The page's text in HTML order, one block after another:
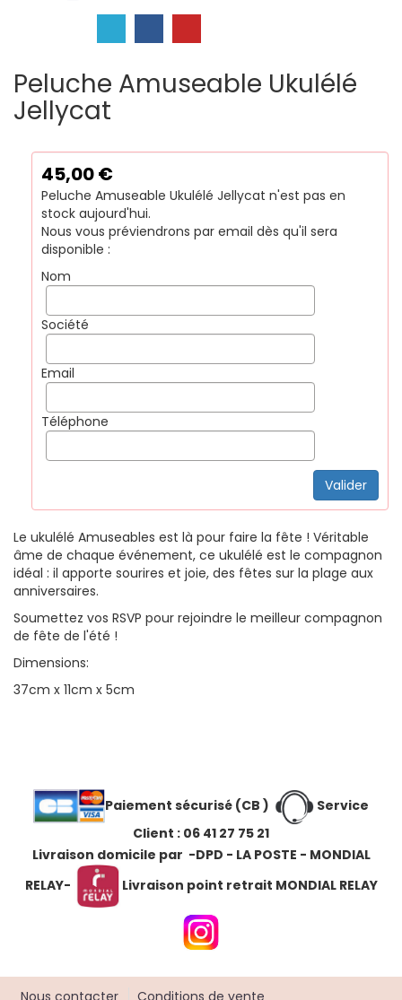
Peluche Amuseable Ukulélé
Jellycat
45,00€
Peluche Amuseable Ukulélé Jellycat n'est pas en
stock aujourd'hui.
Nous vous préviendrons par email dès qu'il sera
disponible :
Nom
Société
Email
Téléphone
Le ukulélé Amuseables est là pour faire la fête ! Véritable
âme de chaque événement, ce ukulélé est le compagnon
idéal : il apporte sourires et joie, des fêtes sur la plage aux
anniversaires.
Soumettez vos RSVP pour rejoindre le meilleur compagnon
de fête de l'été !
Dimensions:
37cm x 11cm x 5cm
Paiement sécurisé (CB )
Service
Client : 06 41 27 75 21
Livraison domicile par -DPD - LA POSTE - MONDIAL
RELAY- Livraison point retrait MONDIAL RELAY
Nous contacter Conditions de vente